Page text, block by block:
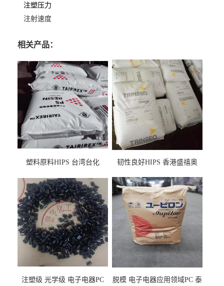
注塑压力
注射速度
相关产品：
塑料原料HIPS 台湾台化
用料
韧性良好HIPS 香港盛禧奥
注塑级 光学级 电子电器PC
脱模 电子电器应用领域PC 泰